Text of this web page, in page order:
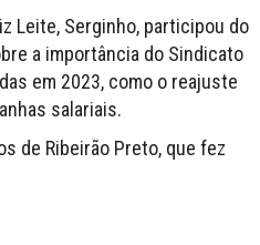
Leite, Serginho, participou do
a importância do Sindicato
em 2023, como o reajuste
salariais.
de Ribeirão Preto, que fez